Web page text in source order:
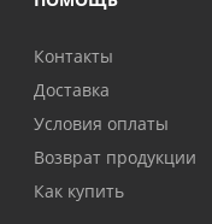
Контакты
Доставка
Условия оплаты
Возврат продукции
Как купить